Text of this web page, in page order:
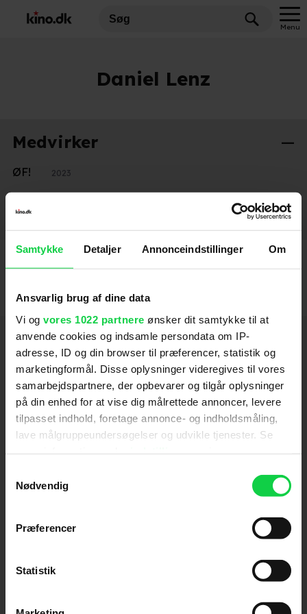
Samtykke Detaljer Annonceindstillinger Om
Ansvarlig brug af dine data
Vi og vores 1022 partnere ønsker dit samtykke til at
anvende cookies og indsamle persondata om IP-
adresse, ID og din browser til præferencer, statistik og
marketingformål. Disse oplysninger videregives til vores
samarbejdspartnere, der opbevarer og tilgår oplysninger
på din enhed for at vise dig målrettede annoncer, levere
tilpasset indhold, foretage annonce- og indholdsmåling,
lave målgruppeundersøgelser og udvikle tjenester. Se
tilbage eller ændre indstillinger fra vores
"Cookiedeklaration", eller ved at trykke på "Privacy
Indsamle præcise oplysninger om din placering,
Identificere din enhed baseret på en scanning af
Nødvendig
Præferencer
Statistik
Menu
Daniel Lenz
Medvirker
ØF! 2023
Stemmer
200% ulv 2025
Hold dig opdateret
Send
Ved tilmelding accepterer jeg samtidig
Kino.dks Markedsføringssamtykke